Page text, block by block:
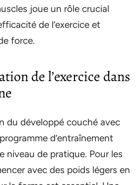
joue un rôle crucial
de l’exercice et
force.
de l’exercice dans
du développé couché avec
d’entraînement
niveau de pratique. Pour les
avec des poids légers en